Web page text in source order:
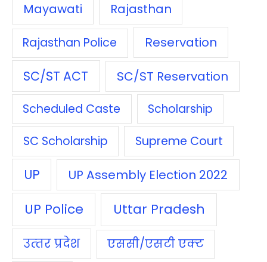
Mayawati
Rajasthan
Rajasthan Police Reservation
SC/ST ACT SC/ST Reservation
Scheduled Caste Scholarship
SC Scholarship Supreme Court
UP UP Assembly Election 2022
UP Police Uttar Pradesh
उत्‍तर प्रदेश एससी/एसटी एक्‍ट